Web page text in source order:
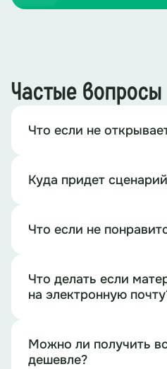
Частые вопросы
Что если не
Куда придет
Что если не
Что делать если
на электронную
Можно ли получить
дешевле?